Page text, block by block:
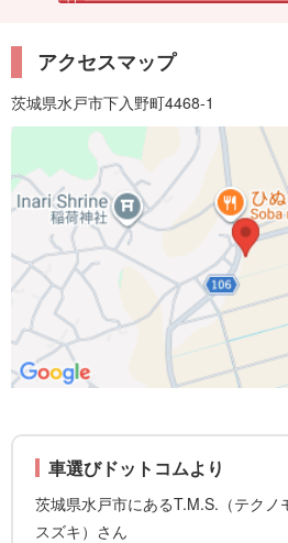
アクセスマップ
茨城県水戸市下入野町4468-1
車選びドットコムより
茨城県水戸市にあるT.M.S.（テクノ
スズキ）さん